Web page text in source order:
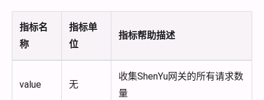
指标名
称
指标单
位
指标帮助描述
value 无
收集ShenYu网关的所有请求数
量